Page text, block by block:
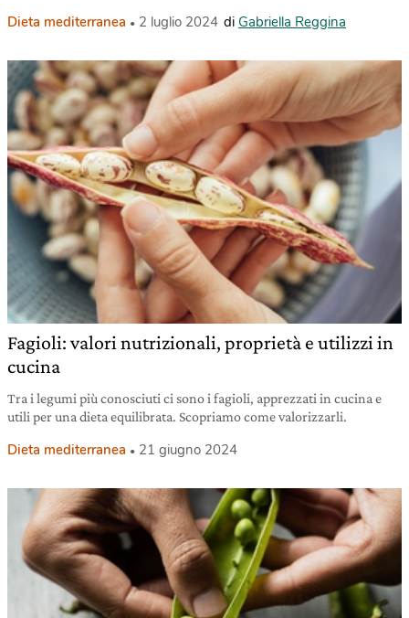
Dieta mediterranea 2 luglio 2024 di Gabriella Reggina
Fagioli: valori nutrizionali, proprietà e utilizzi in
cucina
Tra i legumi più conosciuti ci sono i fagioli, apprezzati in cucina e
utili per una dieta equilibrata. Scopriamo come valorizzarli.
Dieta mediterranea 21 giugno 2024